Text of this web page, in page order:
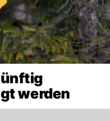
werden